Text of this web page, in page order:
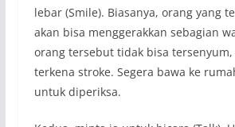
lebar (Smile). Biasanya, orang yang
akan bisa menggerakkan sebagian
orang tersebut tidak bisa
terkena stroke. Segera bawa ke
untuk diperiksa.